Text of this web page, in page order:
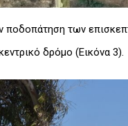
ποδοπάτηση των
δρόμο (Εικόνα 3).